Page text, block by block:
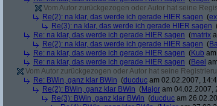
Vom Autor zurückgezogen oder Autor hat seine
Re(2): na klar, das werde ich gerade HIER sagen (
Re(3): na klar, das werde ich gerade HIER sagen
Re: na klar, das werde ich gerade HIER sagen (matrix
Re(2): na klar, das werde ich gerade HIER sagen (
Re: na klar, das werde ich gerade HIER sagen (Kub
Re: na klar, das werde ich gerade HIER sagen (Beel
Vom Autor zurückgezogen oder Autor hat seine
Re: BWin, ganz klar BWin (ducduc am 02.02.2007,
Re(2): BWin, ganz klar BWin (Major am 04.02.2007,
Re(3): BWin, ganz klar BWin (ducduc am